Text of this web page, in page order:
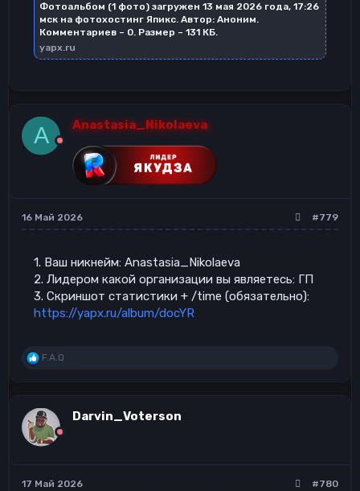
Фотоальбом (1 фото) загружен 13 мая 2026 года, 17:26
мск на фотохостинг Япикс. Автор: Аноним.
Комментариев – 0. Размер – 131 КБ.
yapx.ru
A Anastasia_Nikolaeva
16 Май 2026 #779
1. Ваш никнейм: Anastasia_Nikolaeva
2. Лидером какой организации вы являетесь: ГП
3. Скриншот статистики + /time (обязательно):
https://yapx.ru/album/docYR
Р
ц
и
и
:
F.A.Q
Darvin_Voterson
17 Май 2026 #780